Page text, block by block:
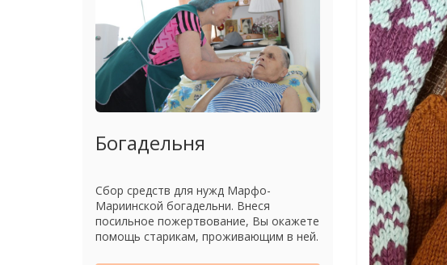
Богадельня
Сбор средств для нужд Марфо-
Мариинской богадельни. Внеся
посильное пожертвование, Вы окажете
помощь старикам, проживающим в ней.